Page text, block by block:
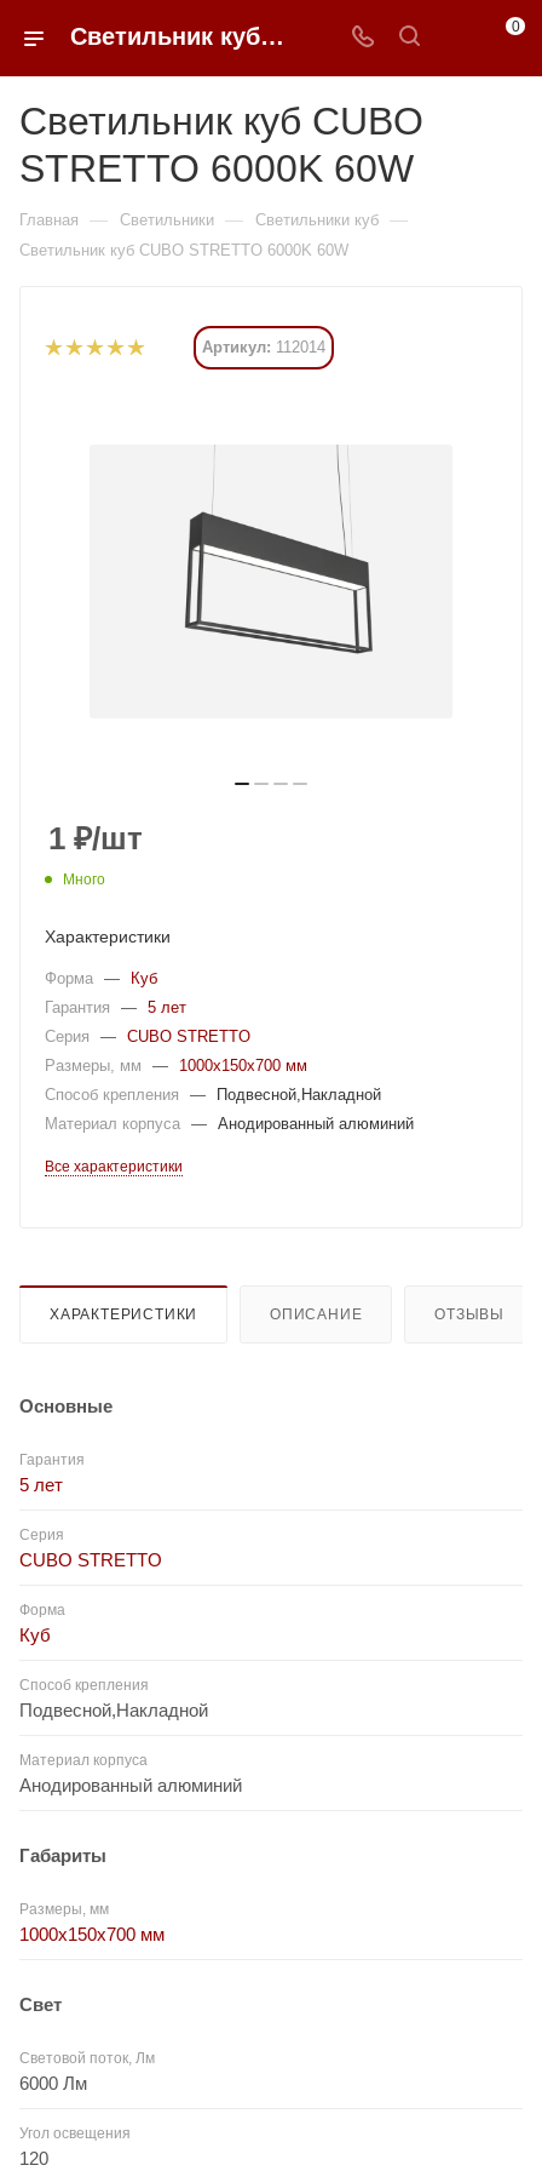
Светильник куб CUBO STRETTO 6000K 60W купить в Москве от - 0FFER 0
Светильник куб CUBO
STRETTO 6000K 60W
Главная — Светильники — Светильники куб —
Светильник куб CUBO STRETTO 6000K 60W
Артикул: 112014
1 ₽/шт
Много
Характеристики
Форма —
Куб
Гарантия
— 5 лет
Серия
— CUBO STRETTO
Размеры, мм
—
1000х150х700 мм
Способ крепления
—
Подвесной,Накладной
Материал корпуса — Анодированный алюминий
Все характеристики
ХАРАКТЕРИСТИКИ ОПИСАНИЕ ОТЗЫВЫ
Основные
Гарантия
5 лет
Серия
CUBO STRETTO
Форма
Куб
Способ крепления
Подвесной,Накладной
Материал корпуса
Анодированный алюминий
Габариты
Размеры, мм
1000х150х700 мм
Свет
Световой поток, Лм
6000 Лм
Угол освещения
120